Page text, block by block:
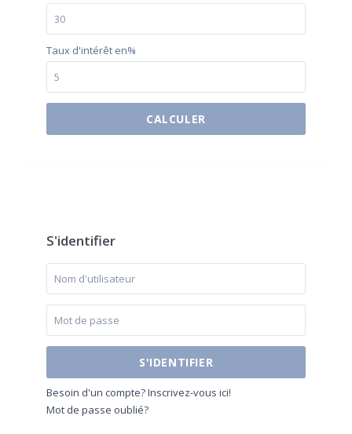
Taux d'intérêt en%
CALCULER
$500 / month
S'identifier
S'IDENTIFIER
Besoin d'un compte? Inscrivez-vous ici!
Mot de passe oublié?